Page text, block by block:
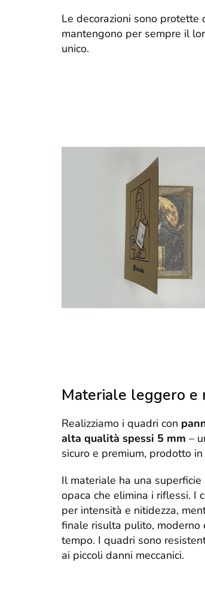
Le decorazioni sono protette
mantengono per sempre il
unico.
Materiale leggero e
Realizziamo i quadri con
alta qualità spessi 5 mm –
sicuro e premium, prodotto in
Il materiale ha una
opaca che elimina i riflessi. I
per intensità e nitidezza,
finale risulta pulito, moderno
tempo. I quadri sono
ai piccoli danni meccanici.